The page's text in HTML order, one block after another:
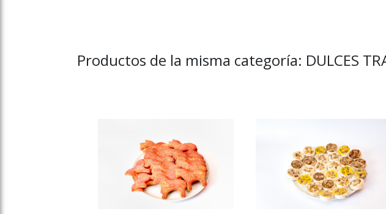
Productos de la misma categoría: DULCES